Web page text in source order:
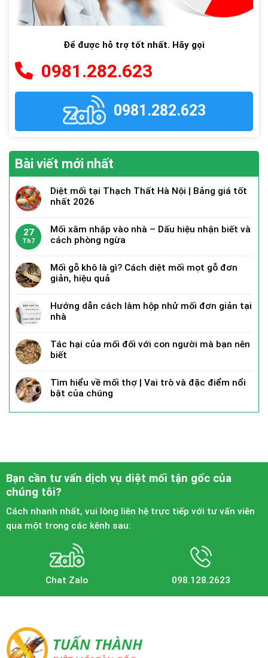
Để được hỗ trợ tốt nhất. Hãy gọi
0981.282.623
0981.282.623
Bài viết mới nhất
Diệt mối tại Thạch Thất Hà Nội | Bảng giá tốt
nhất 2026
27
Th7
Mối xâm nhập vào nhà – Dấu hiệu nhận biết và
cách phòng ngừa
Mối gỗ khô là gì? Cách diệt mối mọt gỗ đơn
giản, hiệu quả
Hướng dẫn cách làm hộp nhử mối đơn giản tại
nhà
Tác hại của mối đối với con người mà bạn nên
biết
Tìm hiểu về mối thợ | Vai trò và đặc điểm nổi
bật của chúng
Bạn cần tư vấn dịch vụ diệt mối tận gốc của
chúng tôi?
Cách nhanh nhất, vui lòng liên hệ trực tiếp với tư vấn viên
qua một trong các kênh sau:
Chat Zalo 098.128.2623